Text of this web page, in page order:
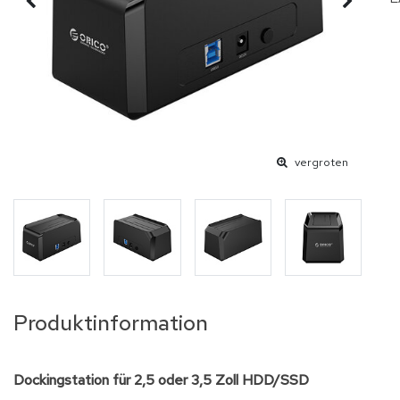
vergroten
Produktinformation
Dockingstation für 2,5 oder 3,5 Zoll HDD/SSD